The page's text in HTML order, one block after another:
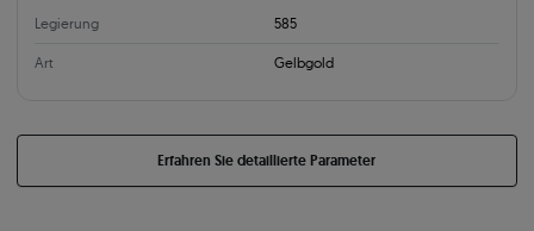
Legierung 585
Art Gelbgold
Erfahren Sie detaillierte Parameter